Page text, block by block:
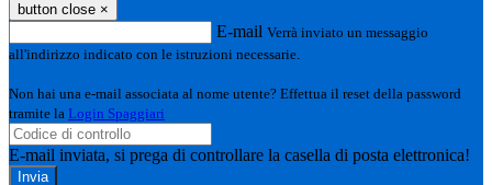
button close ×
E-mail Verrà inviato un messaggio
all'indirizzo indicato con le istruzioni necessarie.
Non hai una e-mail associata al nome utente? Effettua il reset della password
tramite la Login Spaggiari
E-mail inviata, si prega di controllare la casella di posta elettronica!